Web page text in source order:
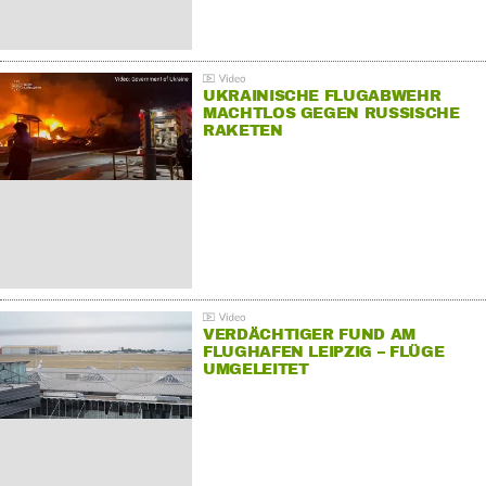
UKRAINISCHE FLUGABWEHR
MACHTLOS GEGEN RUSSISCHE
RAKETEN
VERDÄCHTIGER FUND AM
FLUGHAFEN LEIPZIG – FLÜGE
UMGELEITET